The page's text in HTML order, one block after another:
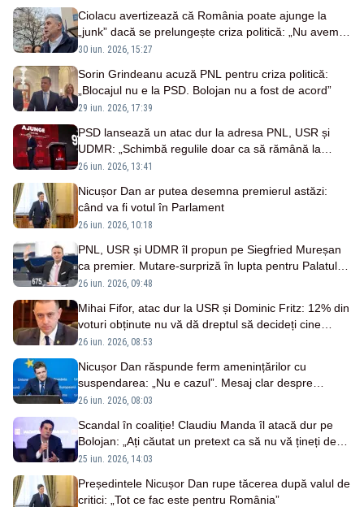
Ciolacu avertizează că România poate ajunge la
„junk” dacă se prelungește criza politică: „Nu avem
un context favorabil”
30 iun. 2026, 15:27
Sorin Grindeanu acuză PNL pentru criza politică:
„Blocajul nu e la PSD. Bolojan nu a fost de acord”
29 iun. 2026, 17:39
PSD lansează un atac dur la adresa PNL, USR și
UDMR: „Schimbă regulile doar ca să rămână la
putere”
26 iun. 2026, 13:41
Nicușor Dan ar putea desemna premierul astăzi:
când va fi votul în Parlament
26 iun. 2026, 10:18
PNL, USR și UDMR îl propun pe Siegfried Mureșan
ca premier. Mutare-surpriză în lupta pentru Palatul
Victoria
26 iun. 2026, 09:48
Mihai Fifor, atac dur la USR și Dominic Fritz: 12% din
voturi obținute nu vă dă dreptul să decideți cine
guvernează
26 iun. 2026, 08:53
Nicușor Dan răspunde ferm amenințărilor cu
suspendarea: „Nu e cazul”. Mesaj clar despre
negocierile pentru noul Guvern
26 iun. 2026, 08:03
Scandal în coaliție! Claudiu Manda îl atacă dur pe
Bolojan: „Ați căutat un pretext ca să nu vă țineți de
cuvânt”
25 iun. 2026, 14:03
Președintele Nicușor Dan rupe tăcerea după valul de
critici: „Tot ce fac este pentru România”